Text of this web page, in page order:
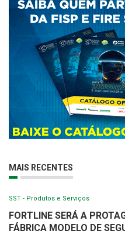
MAIS RECENTES
SST - Produtos e Serviços
FORTLINE SERÁ A
FÁBRICA MODELO DE